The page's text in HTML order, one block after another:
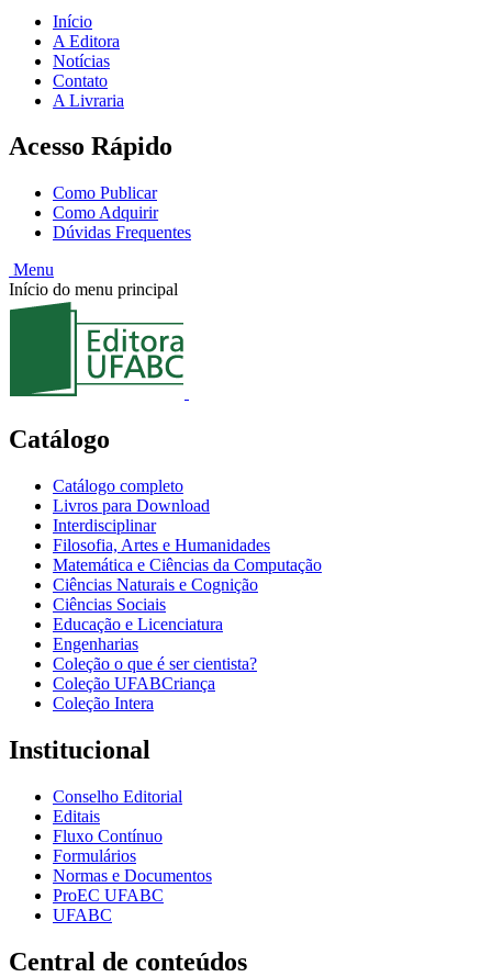
Início
A Editora
Notícias
Contato
A Livraria
Acesso Rápido
Como Publicar
Como Adquirir
Dúvidas Frequentes
Menu
Início do menu principal
Catálogo
Catálogo completo
Livros para Download
Interdisciplinar
Filosofia, Artes e Humanidades
Matemática e Ciências da Computação
Ciências Naturais e Cognição
Ciências Sociais
Educação e Licenciatura
Engenharias
Coleção o que é ser cientista?
Coleção UFABCriança
Coleção Intera
Institucional
Conselho Editorial
Editais
Fluxo Contínuo
Formulários
Normas e Documentos
ProEC UFABC
UFABC
Central de conteúdos